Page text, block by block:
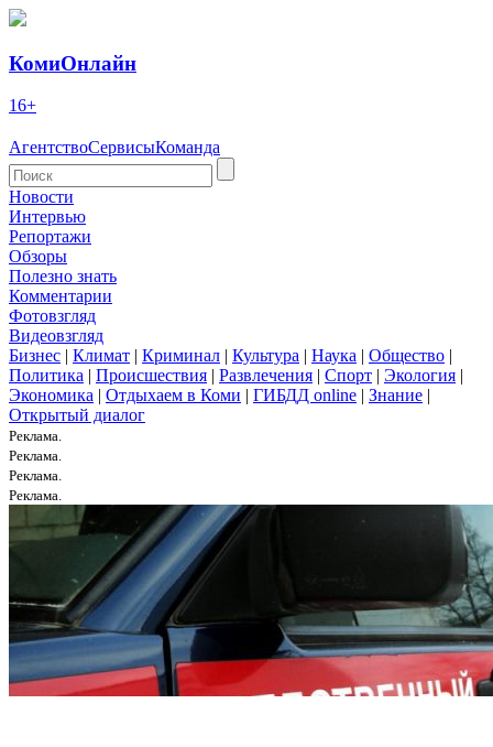
КомиОнлайн
16+
АгентствоСервисыКоманда
Новости
Интервью
Репортажи
Обзоры
Полезно знать
Комментарии
Фотовзгляд
Видеовзгляд
Бизнес | Климат | Криминал | Культура | Наука | Общество |
Политика | Происшествия | Развлечения | Спорт | Экология |
Экономика | Отдыхаем в Коми | ГИБДД online | Знание |
Открытый диалог
Реклама.
Реклама.
Реклама.
Реклама.